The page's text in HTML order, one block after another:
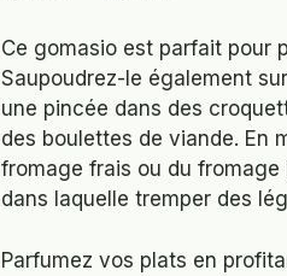
prix :
6,50 €
à
10,00 €
Ce gomasio est parfait pour
Saupoudrez-le également
une pincée dans des
des boulettes de viande. En
fromage frais ou du
dans laquelle tremper des
Parfumez vos plats en